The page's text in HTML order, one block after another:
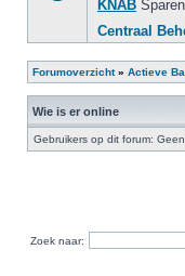
Forumoverzicht» Actieve
Wie is er online
Gebruikers op dit forum:
Zoek naar: